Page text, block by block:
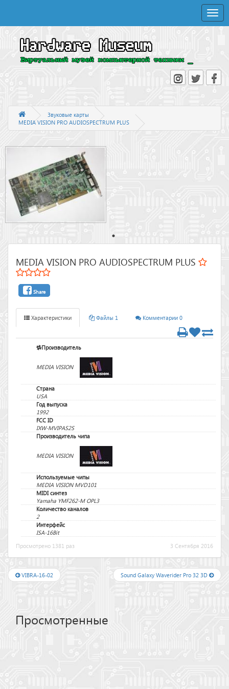
Toggle
Звуковые карты
MEDIA VISION PRO AUDIOSPECTRUM PLUS
MEDIA VISION PRO AUDIOSPECTRUM PLUS
Share
Характеристики Файлы 1 Комментарии 0
Производитель
MEDIA VISION
Страна
USA
Год выпуска
1992
FCC ID
IXW-MVIPAS2S
Производитель чипа
MEDIA VISION
Используемые чипы
MEDIA VISION MVD101
MIDI синтез
Yamaha YMF262-M OPL3
Количество каналов
2
Интерфейс
ISA-16Bit
Просмотрено 1381 раз
3 Сентября 2016
VIBRA-16-02 Sound Galaxy Waverider Pro 32 3D
Просмотренные